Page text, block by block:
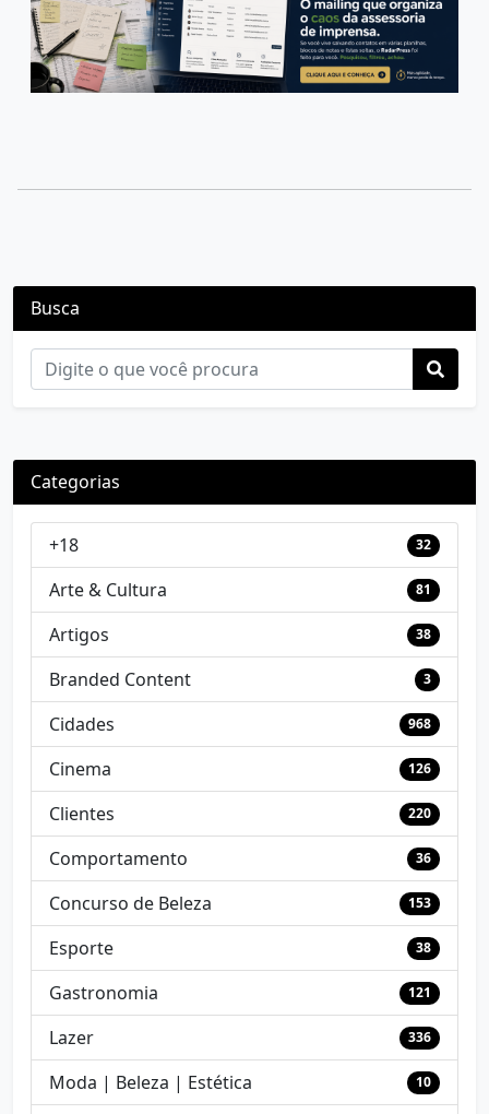
Busca
Categorias
+18 32
Arte & Cultura 81
Artigos 38
Branded Content 3
Cidades 968
Cinema 126
Clientes 220
Comportamento 36
Concurso de Beleza 153
Esporte 38
Gastronomia 121
Lazer 336
Moda | Beleza | Estética 10